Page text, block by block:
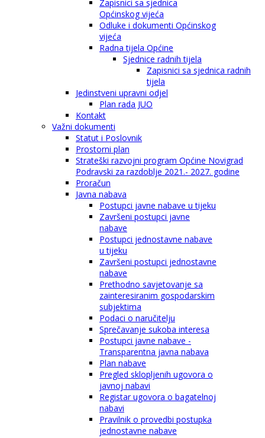
Zapisnici sa sjednica
Općinskog vijeća
Odluke i dokumenti Općinskog
vijeća
Radna tijela Općine
Sjednice radnih tijela
Zapisnici sa sjednica radnih
tijela
Jedinstveni upravni odjel
Plan rada JUO
Kontakt
Važni dokumenti
Statut i Poslovnik
Prostorni plan
Strateški razvojni program Općine Novigrad
Podravski za razdoblje 2021.- 2027. godine
Proračun
Javna nabava
Postupci javne nabave u tijeku
Završeni postupci javne
nabave
Postupci jednostavne nabave
u tijeku
Završeni postupci jednostavne
nabave
Prethodno savjetovanje sa
zainteresiranim gospodarskim
subjektima
Podaci o naručitelju
Sprečavanje sukoba interesa
Postupci javne nabave -
Transparentna javna nabava
Plan nabave
Pregled sklopljenih ugovora o
javnoj nabavi
Registar ugovora o bagatelnoj
nabavi
Pravilnik o provedbi postupka
jednostavne nabave